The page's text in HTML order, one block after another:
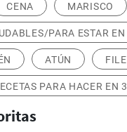
CENA MARISCO
PARA ESTAR
ATÚN
PARA HACER EN